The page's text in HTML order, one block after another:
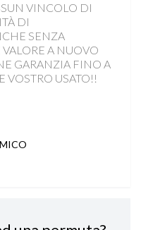
VINCOLO DI
DI
SENZA
A NUOVO
GARANZIA FINO A
VOSTRO USATO!!